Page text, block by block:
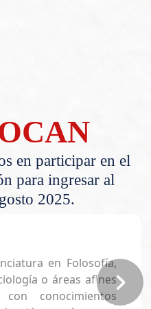
en participar en el
para ingresar al
2025.
o áreas afines
conocimientos
así como
que contribuyan al